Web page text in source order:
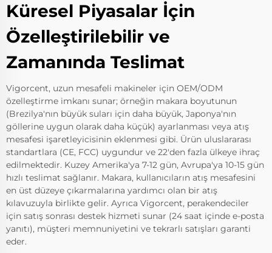
Küresel Piyasalar İçin
Özelleştirilebilir ve
Zamanında Teslimat
Vigorcent, uzun mesafeli makineler için OEM/ODM
özelleştirme imkanı sunar; örneğin makara boyutunun
(Brezilya'nın büyük suları için daha büyük, Japonya'nın
göllerine uygun olarak daha küçük) ayarlanması veya atış
mesafesi işaretleyicisinin eklenmesi gibi. Ürün uluslararası
standartlara (CE, FCC) uygundur ve 22'den fazla ülkeye ihraç
edilmektedir. Kuzey Amerika'ya 7-12 gün, Avrupa'ya 10-15 gün
hızlı teslimat sağlanır. Makara, kullanıcıların atış mesafesini
en üst düzeye çıkarmalarına yardımcı olan bir atış
kılavuzuyla birlikte gelir. Ayrıca Vigorcent, perakendeciler
için satış sonrası destek hizmeti sunar (24 saat içinde e-posta
yanıtı), müşteri memnuniyetini ve tekrarlı satışları garanti
eder.